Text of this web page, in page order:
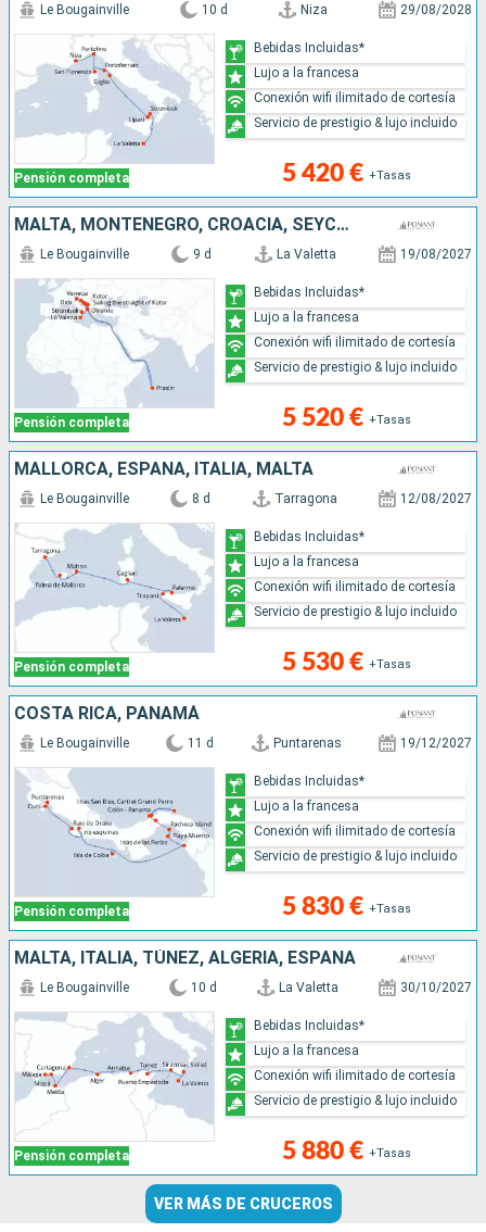
Pensión completa
Le Bougainville 10 d Niza 29/08/2028
5 420 € +Tasas
Bebidas Incluidas*
Lujo a la francesa
Conexión wifi ilimitado de cortesía
Servicio de prestigio & lujo incluido
MALTA, MONTENEGRO, CROACIA, SEYCHELLES, ITALIA
Pensión completa
Le Bougainville 9 d La Valetta 19/08/2027
5 520 € +Tasas
Bebidas Incluidas*
Lujo a la francesa
Conexión wifi ilimitado de cortesía
Servicio de prestigio & lujo incluido
MALLORCA, ESPAÑA, ITALIA, MALTA
Pensión completa
Le Bougainville 8 d Tarragona 12/08/2027
5 530 € +Tasas
Bebidas Incluidas*
Lujo a la francesa
Conexión wifi ilimitado de cortesía
Servicio de prestigio & lujo incluido
COSTA RICA, PANAMÁ
Pensión completa
Le Bougainville 11 d Puntarenas 19/12/2027
5 830 € +Tasas
Bebidas Incluidas*
Lujo a la francesa
Conexión wifi ilimitado de cortesía
Servicio de prestigio & lujo incluido
MALTA, ITALIA, TÚNEZ, ALGERIA, ESPAÑA
Pensión completa
Le Bougainville 10 d La Valetta 30/10/2027
5 880 € +Tasas
Bebidas Incluidas*
Lujo a la francesa
Conexión wifi ilimitado de cortesía
Servicio de prestigio & lujo incluido
VER MÁS DE CRUCEROS